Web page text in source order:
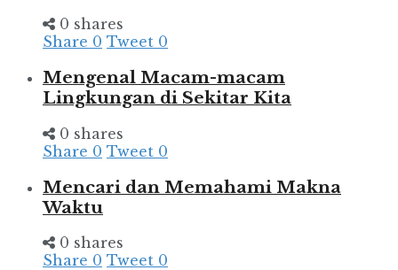
0 shares
Share 0 Tweet 0
Mengenal Macam-macam
Lingkungan di Sekitar Kita
0 shares
Share 0 Tweet 0
Mencari dan Memahami Makna
Waktu
0 shares
Share 0 Tweet 0